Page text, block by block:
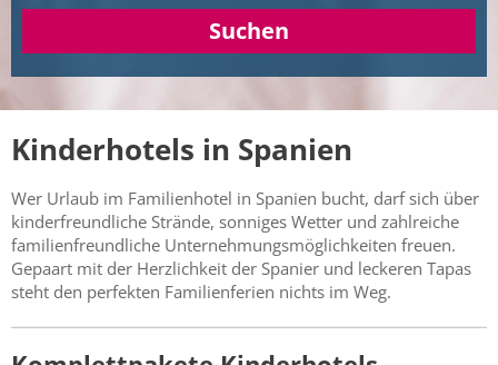
Suchen
Kinderhotels in Spanien
Wer Urlaub im Familienhotel in Spanien bucht, darf sich über
kinderfreundliche Strände, sonniges Wetter und zahlreiche
familienfreundliche Unternehmungsmöglichkeiten freuen.
Gepaart mit der Herzlichkeit der Spanier und leckeren Tapas
steht den perfekten Familienferien nichts im Weg.